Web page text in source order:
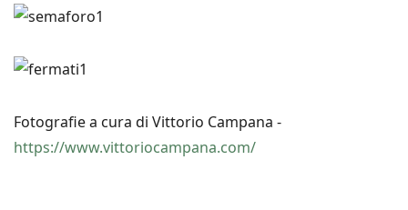
Fotografie a cura di Vittorio Campana -
https://www.vittoriocampana.com/